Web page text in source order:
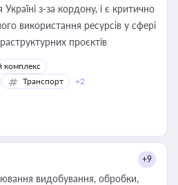
з-за кордону, і є критично
використання ресурсів у сфері
проєктів
комплекс
Транспорт +2
+9
видобування, обробки,